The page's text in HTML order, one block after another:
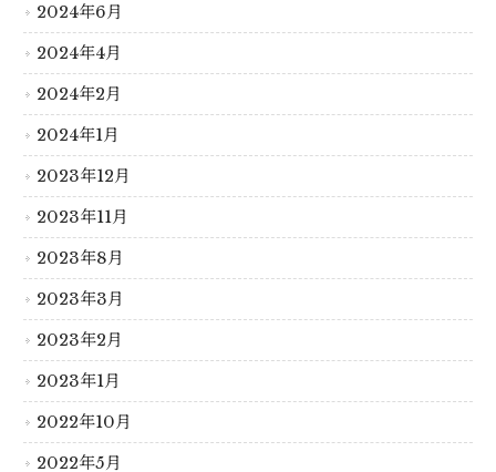
2024年6月
2024年4月
2024年2月
2024年1月
2023年12月
2023年11月
2023年8月
2023年3月
2023年2月
2023年1月
2022年10月
2022年5月